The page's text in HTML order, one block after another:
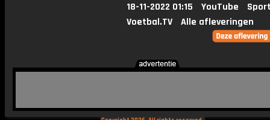
18-11-2022 01:15 YouTube
Voetbal.TV
Alle afleveringen